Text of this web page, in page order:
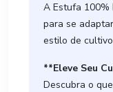
A Estufa
para se
estilo de
**Eleve Seu
Descubra o